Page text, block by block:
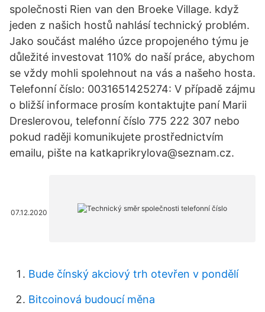
společnosti Rien van den Broeke Village. když
jeden z našich hostů nahlásí technický problém.
Jako součást malého úzce propojeného týmu je
důležité investovat 110% do naší práce, abychom
se vždy mohli spolehnout na vás a našeho hosta.
Telefonní číslo: 0031651425274: V případě zájmu
o bližší informace prosím kontaktujte paní Marii
Dreslerovou, telefonní číslo 775 222 307 nebo
pokud raději komunikujete prostřednictvím
emailu, pište na katkaprikrylova@seznam.cz.
07.12.2020
Bude čínský akciový trh otevřen v pondělí
Bitcoinová budoucí měna